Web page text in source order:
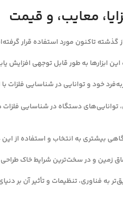
تاکنون مورد استفاده قرار
ابزارها به طور قابل توجهی افزایش
خود و توانایی در شناسایی فلزات
۵۰۰۰، انواع کویل‌های قابل استفاده با آن،
به فناوری، تنظیمات و تأثیر آن بر